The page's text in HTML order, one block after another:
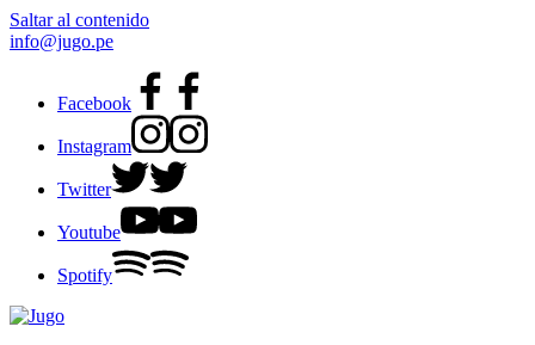
Saltar al contenido
info@jugo.pe
Facebook
Instagram
Twitter
Youtube
Spotify